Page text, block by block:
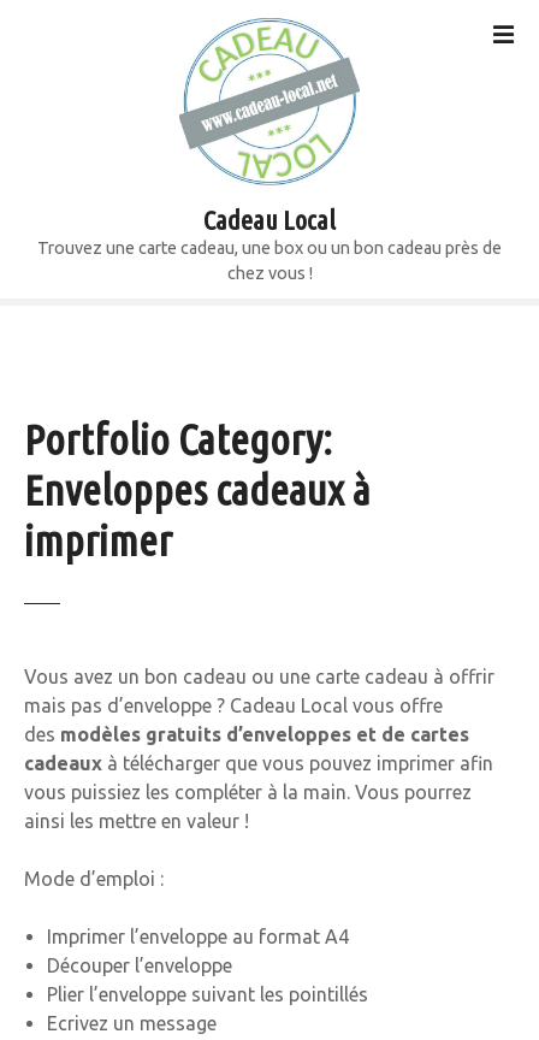
Cadeau Local
Trouvez une carte cadeau, une box ou un bon cadeau près de
chez vous !
Portfolio Category:
Enveloppes cadeaux à
imprimer
Vous avez un bon cadeau ou une carte cadeau à offrir
mais pas d’enveloppe ? Cadeau Local vous offre
des modèles gratuits d’enveloppes et de cartes
cadeaux à télécharger que vous pouvez imprimer afin
vous puissiez les compléter à la main. Vous pourrez
ainsi les mettre en valeur !
Mode d’emploi :
Imprimer l’enveloppe au format A4
Découper l’enveloppe
Plier l’enveloppe suivant les pointillés
Ecrivez un message